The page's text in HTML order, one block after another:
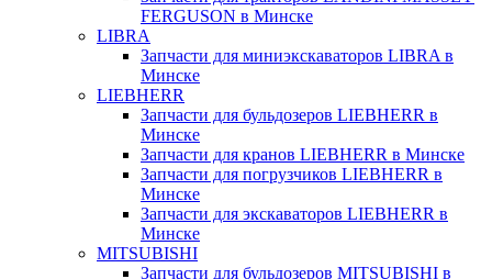
FERGUSON в Минске
LIBRA
Запчасти для миниэкскаваторов LIBRA в
Минске
LIEBHERR
Запчасти для бульдозеров LIEBHERR в
Минске
Запчасти для кранов LIEBHERR в Минске
Запчасти для погрузчиков LIEBHERR в
Минске
Запчасти для экскаваторов LIEBHERR в
Минске
MITSUBISHI
Запчасти для бульдозеров MITSUBISHI в